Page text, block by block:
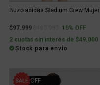
Buzo adidas Stadium Crew Mujer
$97.999 Price reduced from
to10% OFF
2 cuotas sin interés de $49.000
Stock para envío
10% OFF